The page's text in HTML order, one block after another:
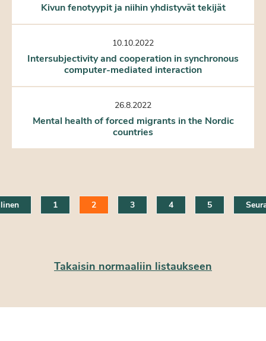
Kivun fenotyypit ja niihin yhdistyvät tekijät
10.10.2022
Intersubjectivity and cooperation in synchronous
computer-mediated interaction
26.8.2022
Mental health of forced migrants in the Nordic
countries
1 2 3 4 5
Takaisin normaaliin listaukseen